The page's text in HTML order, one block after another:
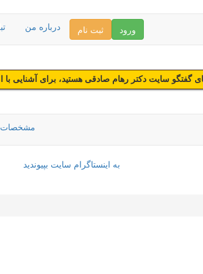
درباره من ثبت نام ورود
گفتگو سایت دکتر رهام صادقی هستید، برای آشنایی با
مشخصات